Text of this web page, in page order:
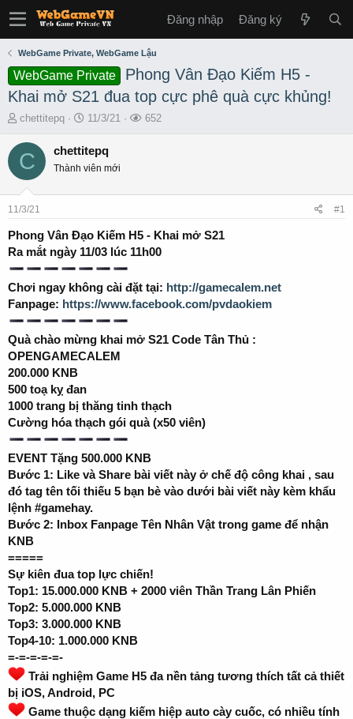
Đăng nhập Đăng ký
WebGame Private, WebGame Lậu
WebGame Private
Phong Vân Đạo Kiếm H5 -
Khai mở S21 đua top cực phê quà cực khủng!
T
r
e
s
a
t
e
r
chettitepq
S
a
t
e
11/3/21
L
652
C chettitepq
Thành viên mới
11/3/21 #1
Phong Vân Đạo Kiếm H5 - Khai mở S21
Ra mắt ngày 11/03 lúc 11h00
Chơi ngay không cài đặt tại: http://gamecalem.net
Fanpage: https://www.facebook.com/pvdaokiem
Quà chào mừng khai mở S21 Code Tân Thủ :
OPENGAMECALEM
200.000 KNB
500 toạ kỵ đan
1000 trang bị thăng tinh thạch
Cường hóa thạch gói quà (x50 viên)
EVENT Tặng 500.000 KNB
Bước 1: Like và Share bài viết này ở chế độ công khai , sau
đó tag tên tối thiếu 5 bạn bè vào dưới bài viết này kèm khẩu
lệnh #gamehay.
Bước 2: Inbox Fanpage Tên Nhân Vật trong game để nhận
KNB
=====
Sự kiên đua top lực chiến!
Top1: 15.000.000 KNB + 2000 viên Thần Trang Lân Phiến
Top2: 5.000.000 KNB
Top3: 3.000.000 KNB
Top4-10: 1.000.000 KNB
=-=-=-=-=-
Trải nghiệm Game H5 đa nền tảng tương thích tất cả thiết
bị iOS, Android, PC
Game thuộc dạng kiếm hiệp auto cày cuốc, có nhiều tính